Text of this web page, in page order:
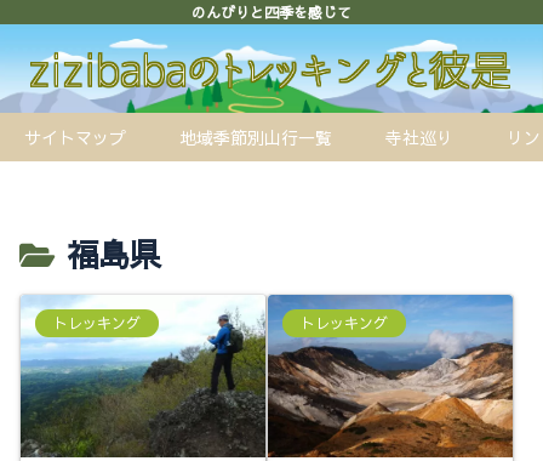
のんびりと四季を感じて
サイトマップ 地域季節別山行一覧 寺社巡り リ
福島県
トレッキング トレッキング